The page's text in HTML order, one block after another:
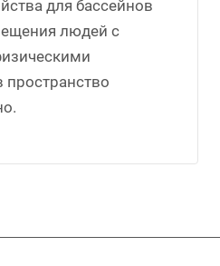
для бассейнов
людей с